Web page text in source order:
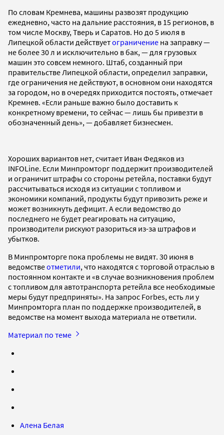
По словам Кремнева, машины развозят продукцию
ежедневно, часто на дальние расстояния, в 15 регионов, в
том числе Москву, Тверь и Саратов. Но до 5 июля в
Липецкой области действуетограничение на заправку —
не более 30 л и исключительно в бак, — для грузовых
машин это совсем немного. Штаб, созданный при
правительстве Липецкой области, определил заправки,
где ограничения не действуют, в основном они находятся
за городом, но в очередях приходится постоять, отмечает
Кремнев. «Если раньше важно было доставить к
конкретному времени, то сейчас — лишь бы привезти в
обозначенный день», — добавляет бизнесмен.
Хороших вариантов нет, считает Иван Федяков из
INFOLine. Если Минпромторг поддержит производителей
и ограничит штрафы со стороны ретейла, поставки будут
рассчитываться исходя из ситуации с топливом и
экономики компаний, продукты будут привозить реже и
может возникнуть дефицит. А если ведомство до
последнего не будет реагировать на ситуацию,
производители рискуют разориться из-за штрафов и
убытков.
В Минпромторге пока проблемы не видят. 30 июня в
ведомствеотметили, что находятся с торговой отраслью в
постоянном контакте и «в случае возникновения проблем
с топливом для автотранспорта ретейла все необходимые
меры будут предприняты». На запрос Forbes, есть ли у
Минпромторга план по поддержке производителей, в
ведомстве на момент выхода материала не ответили.
Материал по теме
Алена Белая